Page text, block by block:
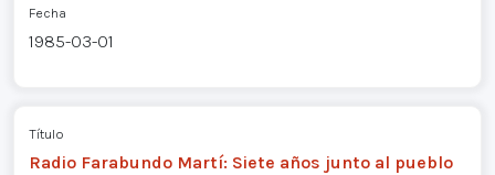
Fecha
1985-03-01
Título
Radio Farabundo Martí: Siete años junto al pueblo